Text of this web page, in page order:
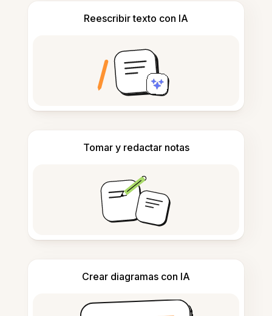
Reescribir texto con IA
Tomar y redactar notas
Crear diagramas con IA